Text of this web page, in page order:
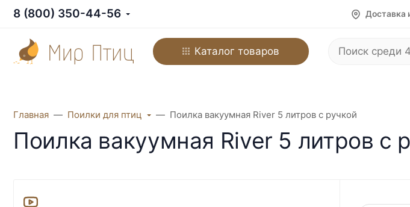
8 (800) 350-44-56 Доставка
Каталог товаров
Главная Поилки для птиц Поилка вакуумная River 5 литров с ручкой
Поилка вакуумная River 5 литров с